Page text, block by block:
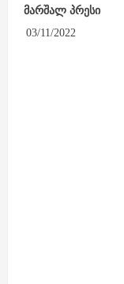
მარშალ პრესი
03/11/2022